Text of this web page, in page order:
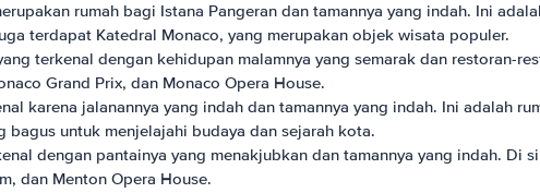
rumah bagi Istana Pangeran dan tamannya yang indah. Ini
terdapat Katedral Monaco, yang merupakan objek wisata populer.
terkenal dengan kehidupan malamnya yang semarak dan restoran-
Grand Prix, dan Monaco Opera House.
karena jalanannya yang indah dan tamannya yang indah. Ini adalah
bagus untuk menjelajahi budaya dan sejarah kota.
dengan pantainya yang menakjubkan dan tamannya yang indah. Di
dan Menton Opera House.